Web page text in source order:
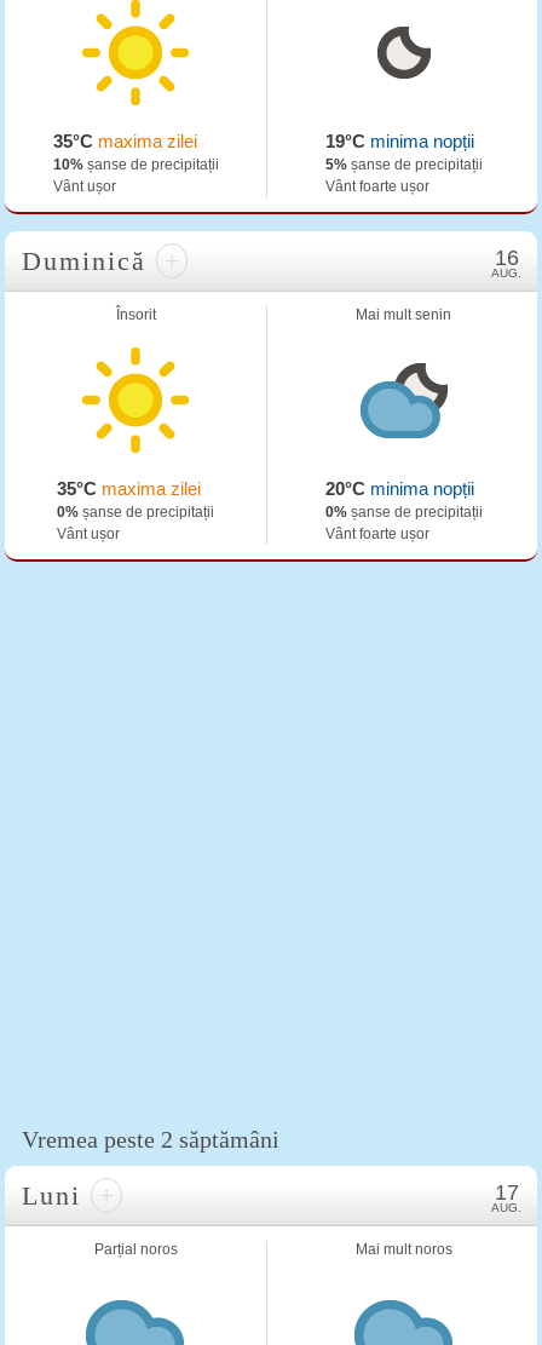
35°Cmaxima zilei
10%șanse de precipitații
Vânt ușor
19°Cminima nopții
5%șanse de precipitații
Vânt foarte ușor
Duminică + 16
AUG.
Însorit
35°C maxima zilei
0% șanse de precipitații
Vânt ușor
Mai mult senin
20°Cminima nopții
0%șanse de precipitații
Vânt foarte ușor
Vremea peste 2 săptămâni
Luni + 17
AUG.
Parțial noros Mai mult noros